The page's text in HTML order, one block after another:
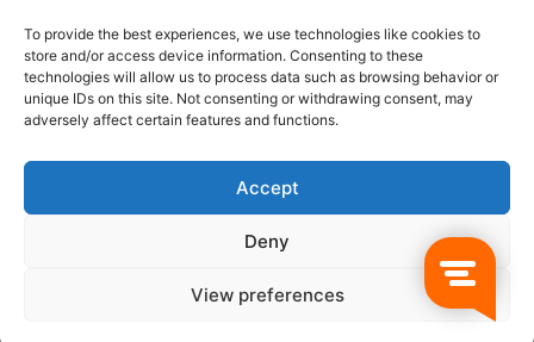
To provide the best experiences, we use technologies like cookies to
store and/or access device information. Consenting to these
technologies will allow us to process data such as browsing behavior or
unique IDs on this site. Not consenting or withdrawing consent, may
adversely affect certain features and functions.
Accept
Deny
View preferences
© Copyright 2026, Todos los derechos reservados @Crucerum |
Facebook
TwitterYouTubeInstagram